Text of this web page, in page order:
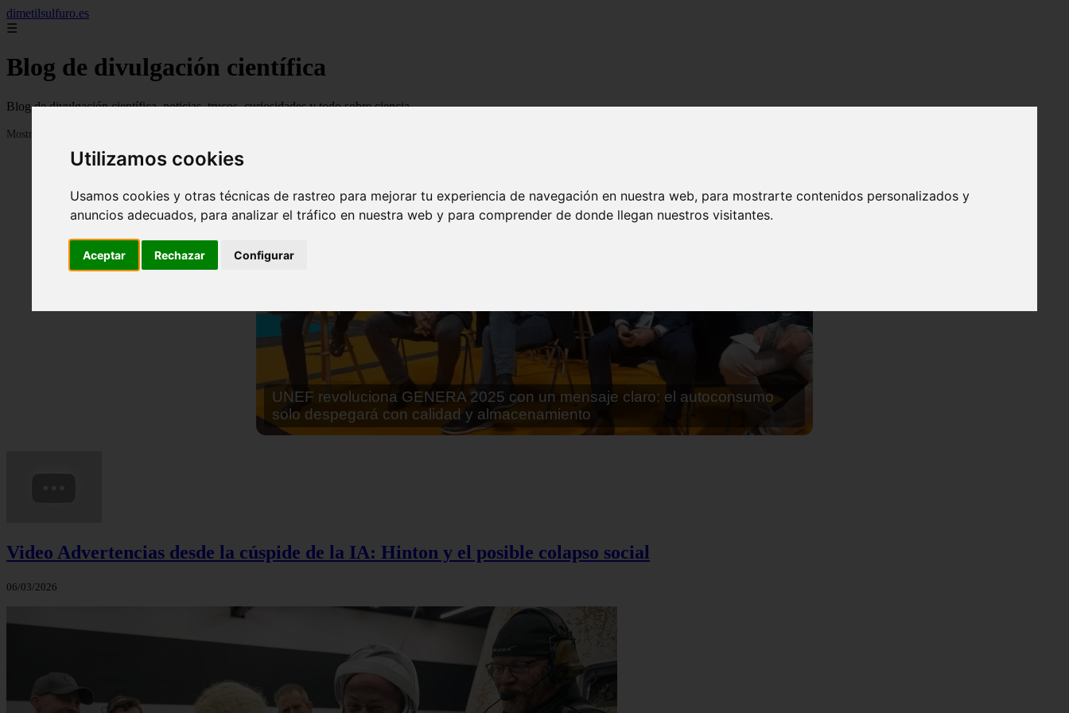
Utilizamos cookies
Usamos cookies y otras técnicas de rastreo para mejorar tu experiencia de navegación en nuestra web, para mostrarte contenidos personalizados y
anuncios adecuados, para analizar el tráfico en nuestra web y para comprender de donde llegan nuestros visitantes.
Aceptar Rechazar Configurar
dimetilsulfuro.es
☰
Blog de divulgación científica
Blog de divulgación científica, noticias, trucos, curiosidades y todo sobre ciencia
Mostrando 1 - 24 de 907 artículos
En África harán lo que parecía imposible: Utilizarán moléculas de agua para
cocinar sus alimentos
Video Advertencias desde la cúspide de la IA: Hinton y el posible colapso social
06/03/2026